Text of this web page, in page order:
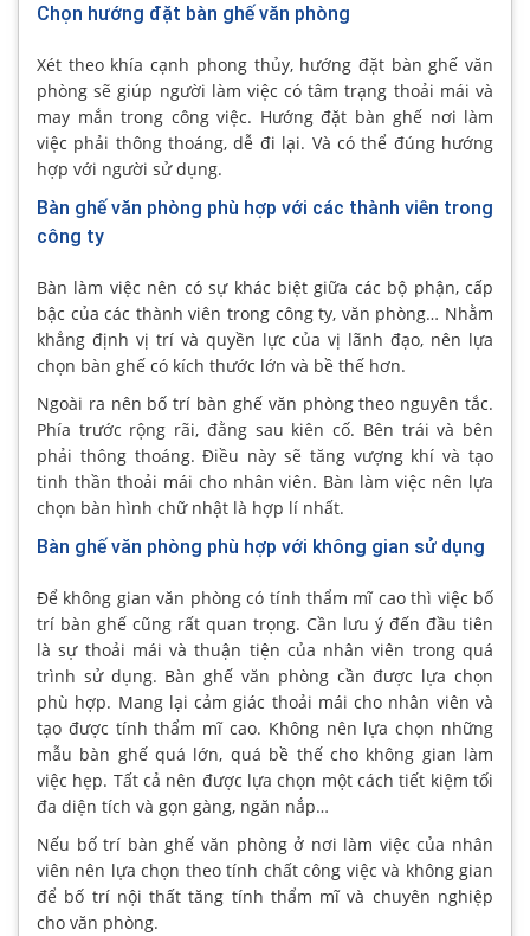
Chọn hướng đặt bàn ghế văn phòng
Xét theo khía cạnh phong thủy, hướng đặt bàn ghế văn
phòng sẽ giúp người làm việc có tâm trạng thoải mái và
may mắn trong công việc. Hướng đặt bàn ghế nơi làm
việc phải thông thoáng, dễ đi lại. Và có thể đúng hướng
hợp với người sử dụng.
Bàn ghế văn phòng phù hợp với các thành viên trong
công ty
Bàn làm việc nên có sự khác biệt giữa các bộ phận, cấp
bậc của các thành viên trong công ty, văn phòng… Nhằm
khẳng định vị trí và quyền lực của vị lãnh đạo, nên lựa
chọn bàn ghế có kích thước lớn và bề thế hơn.
Ngoài ra nên bố trí bàn ghế văn phòng theo nguyên tắc.
Phía trước rộng rãi, đằng sau kiên cố. Bên trái và bên
phải thông thoáng. Điều này sẽ tăng vượng khí và tạo
tinh thần thoải mái cho nhân viên. Bàn làm việc nên lựa
chọn bàn hình chữ nhật là hợp lí nhất.
Bàn ghế văn phòng phù hợp với không gian sử dụng
Để không gian văn phòng có tính thẩm mĩ cao thì việc bố
trí bàn ghế cũng rất quan trọng. Cần lưu ý đến đầu tiên
là sự thoải mái và thuận tiện của nhân viên trong quá
trình sử dụng. Bàn ghế văn phòng cần được lựa chọn
phù hợp. Mang lại cảm giác thoải mái cho nhân viên và
tạo được tính thẩm mĩ cao. Không nên lựa chọn những
mẫu bàn ghế quá lớn, quá bề thế cho không gian làm
việc hẹp. Tất cả nên được lựa chọn một cách tiết kiệm tối
đa diện tích và gọn gàng, ngăn nắp…
Nếu bố trí bàn ghế văn phòng ở nơi làm việc của nhân
viên nên lựa chọn theo tính chất công việc và không gian
để bố trí nội thất tăng tính thẩm mĩ và chuyên nghiệp
cho văn phòng.